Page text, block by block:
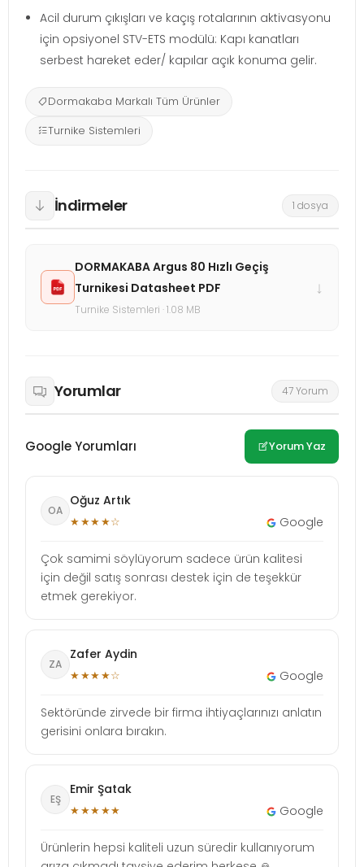
Acil durum çıkışları ve kaçış rotalarının aktivasyonu
için opsiyonel STV-ETS modülü: Kapı kanatları
serbest hareket eder/ kapılar açık konuma gelir.
Dormakaba Markalı Tüm Ürünler
Turnike Sistemleri
İndirmeler 1 dosya
DORMAKABA Argus 80 Hızlı Geçiş
Turnikesi Datasheet PDF
Turnike Sistemleri · 1.08 MB
↓
Yorumlar 47 Yorum
Google Yorumları Yorum Yaz
OA
Oğuz Artık
★★★★☆ Google
Çok samimi söylüyorum sadece ürün kalitesi
için değil satış sonrası destek için de teşekkür
etmek gerekiyor.
ZA
Zafer Aydin
★★★★☆ Google
Sektöründe zirvede bir firma ihtiyaçlarınızı anlatın
gerisini onlara bırakın.
EŞ
Emir Şatak
★★★★★ Google
Ürünlerin hepsi kaliteli uzun süredir kullanıyorum